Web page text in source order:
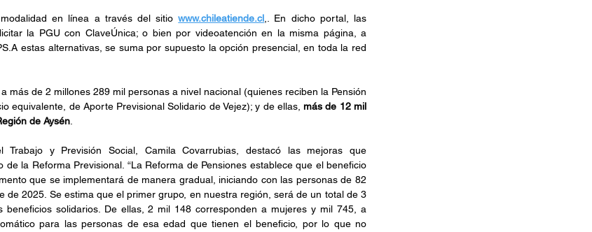
en línea a través del sitio www.chileatiende.cl ,. En dicho portal, las
la PGU con ClaveÚnica; o bien por videoatención en la misma página, a
estas alternativas, se suma por supuesto la opción presencial, en toda la red
más de 2 millones 289 mil personas a nivel nacional (quienes reciben la Pensión
equivalente, de Aporte Previsional Solidario de Vejez); y de ellas, más de 12 mil
de Aysén
y Previsión Social, Camila Covarrubias, destacó las mejoras que
la Reforma Previsional. “La Reforma de Pensiones establece que el beneficio
que se implementará de manera gradual, iniciando con las personas de 82
de 2025. Se estima que el primer grupo, en nuestra región, será de un total de 3
beneficios solidarios. De ellas, 2 mil 148 corresponden a mujeres y mil 745, a
para las personas de esa edad que tienen el beneficio, por lo que no